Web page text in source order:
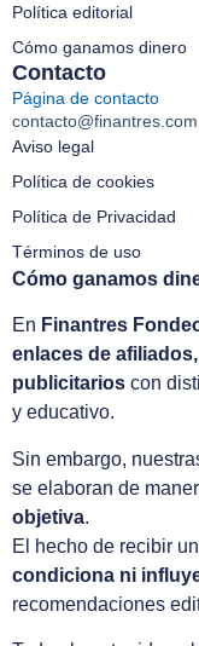
Política editorial
Cómo ganamos dinero
Contacto
Página de contacto
contacto@finantres.com
Aviso legal
Política de cookies
Política de Privacidad
Términos de uso
Cómo ganamos
En Finantres
enlaces de
publicitarios con
y educativo.
Sin embargo,
se elaboran de
objetiva.
El hecho de recibir
condiciona ni
recomendaciones